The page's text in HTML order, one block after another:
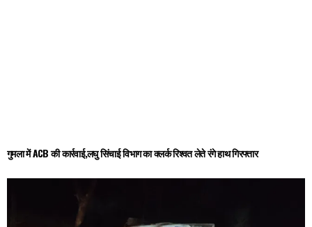
गुमला में ACB की कार्रवाई,लघु सिंचाई विभाग का क्लर्क रिश्वत लेते रंगे हाथ गिरफ्तार